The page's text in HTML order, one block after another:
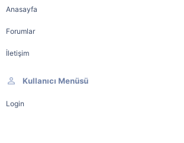
Anasayfa
Forumlar
İletişim
Kullanıcı Menüsü
Login